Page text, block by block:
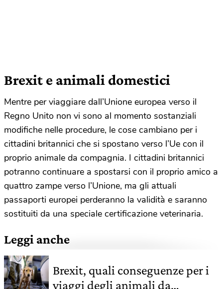
Brexit e animali domestici
Mentre per viaggiare dall’Unione europea verso il
Regno Unito non vi sono al momento sostanziali
modifiche nelle procedure, le cose cambiano per i
cittadini britannici che si spostano verso l’Ue con il
proprio animale da compagnia. I cittadini britannici
potranno continuare a spostarsi con il proprio amico a
quattro zampe verso l’Unione, ma gli attuali
passaporti europei perderanno la validità e saranno
sostituiti da una speciale certificazione veterinaria.
Leggi anche
Brexit, quali conseguenze per i
viaggi degli animali da